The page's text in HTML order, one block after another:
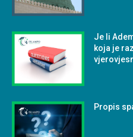
Je li
koja je
Propis